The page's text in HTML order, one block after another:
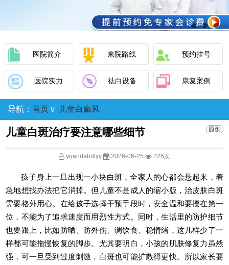
医院简介 来院路线 预约挂号
医院实力 祛白设备 康复案例
导航： 首页 ν 儿童白癜风
儿童白斑治疗要注意哪些细节
yuandabdfyy 2026-06-25 225次
孩子身上一旦出现一小块白斑，全家人的心都会悬起来，着
急地想找办法把它消掉。但儿童不是成人的缩小版，治皮肤白斑
需要格外用心。在给孩子选择干预手段时，安全温和要摆在第一
位，不能为了追求速度而用烈性方式。同时，生活里的防护细节
也要跟上，比如防晒、防外伤、调饮食、稳情绪，这几样少了一
样都可能拖慢恢复的脚步。尤其要明白，小孩的肌肤修复力虽然
强，可一旦受到过度刺激，白斑也可能扩散得更快。所以家长要